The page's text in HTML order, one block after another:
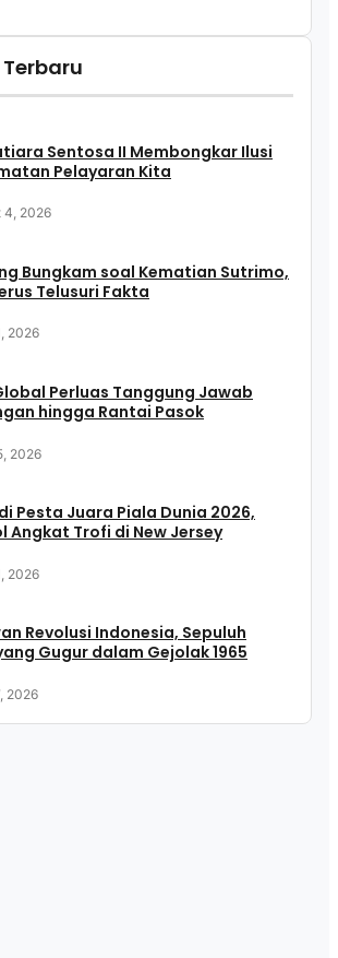
Sentosa II Membongkar Ilusi
Pelayaran Kita
4, 2026
Bungkam soal Kematian Sutrimo,
Telusuri Fakta
2026
Perluas Tanggung Jawab
hingga Rantai Pasok
2026
Pesta Juara Piala Dunia 2026,
Angkat Trofi di New Jersey
2026
Revolusi Indonesia, Sepuluh
Gugur dalam Gejolak 1965
2026